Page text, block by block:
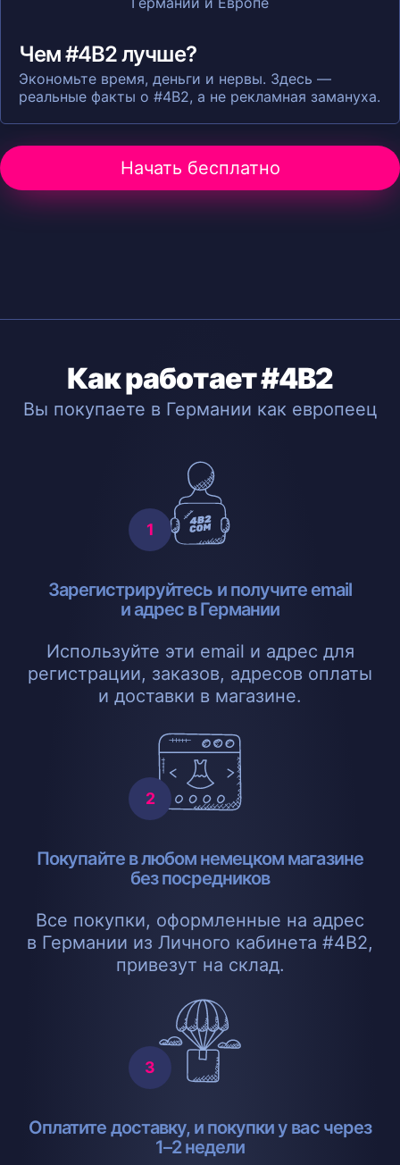
Чем #4B2 лучше?
Экономьте время, деньги и нервы. Здесь —
реальные факты о #4B2, а не рекламная замануха.
Начать бесплатно
Как работает #4B2
Вы покупаете в Германии как европеец
Зарегистрируйтесь и получите email
и адрес в Германии
Используйте эти email и адрес для
регистрации, заказов, адресов оплаты
и доставки в магазине.
Покупайте в любом немецком магазине
без посредников
Все покупки, оформленные на адрес
в Германии из Личного кабинета #4B2,
привезут на склад.
Оплатите доставку, и покупки у вас через
1–2 недели